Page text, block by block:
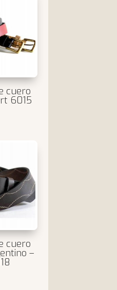
cuero
6015
cuero
–